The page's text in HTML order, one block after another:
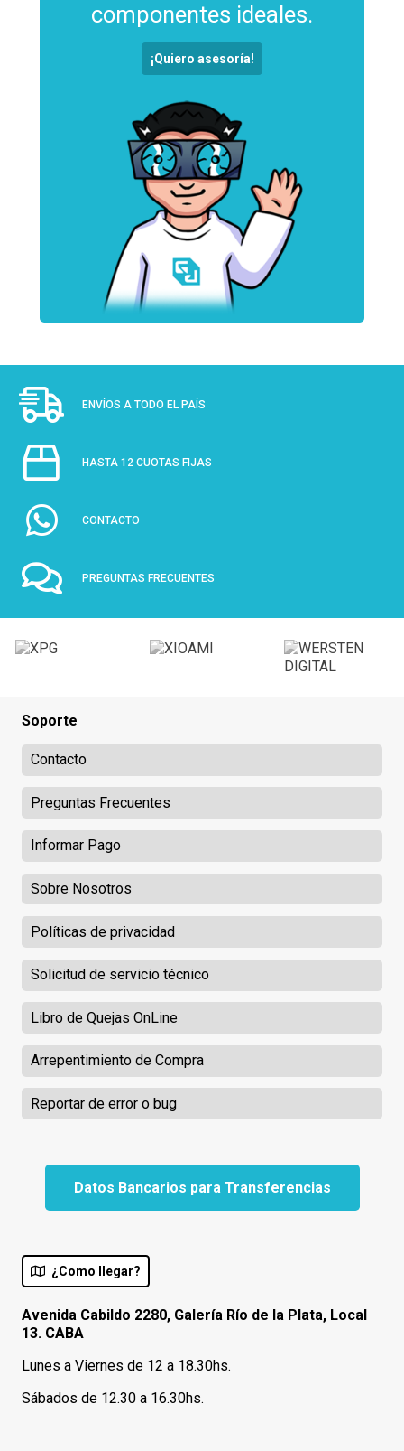
componentes ideales.
¡Quiero asesoría!
ENVÍOS A TODO EL PAÍS
HASTA 12 CUOTAS FIJAS
CONTACTO
PREGUNTAS FRECUENTES
Soporte
Contacto
Preguntas Frecuentes
Informar Pago
Sobre Nosotros
Políticas de privacidad
Solicitud de servicio técnico
Libro de Quejas OnLine
Arrepentimiento de Compra
Reportar de error o bug
Datos Bancarios para Transferencias
¿Como llegar?
Avenida Cabildo 2280, Galería Río de la Plata, Local
13. CABA
Lunes a Viernes de 12 a 18.30hs.
Sábados de 12.30 a 16.30hs.